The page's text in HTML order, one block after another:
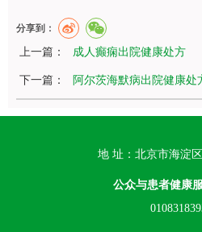
分享到：
上一篇： 成人癫痫出院健康处方
下一篇： 阿尔茨海默病出院健康处
地 址：北京市海淀
公众与患者健康